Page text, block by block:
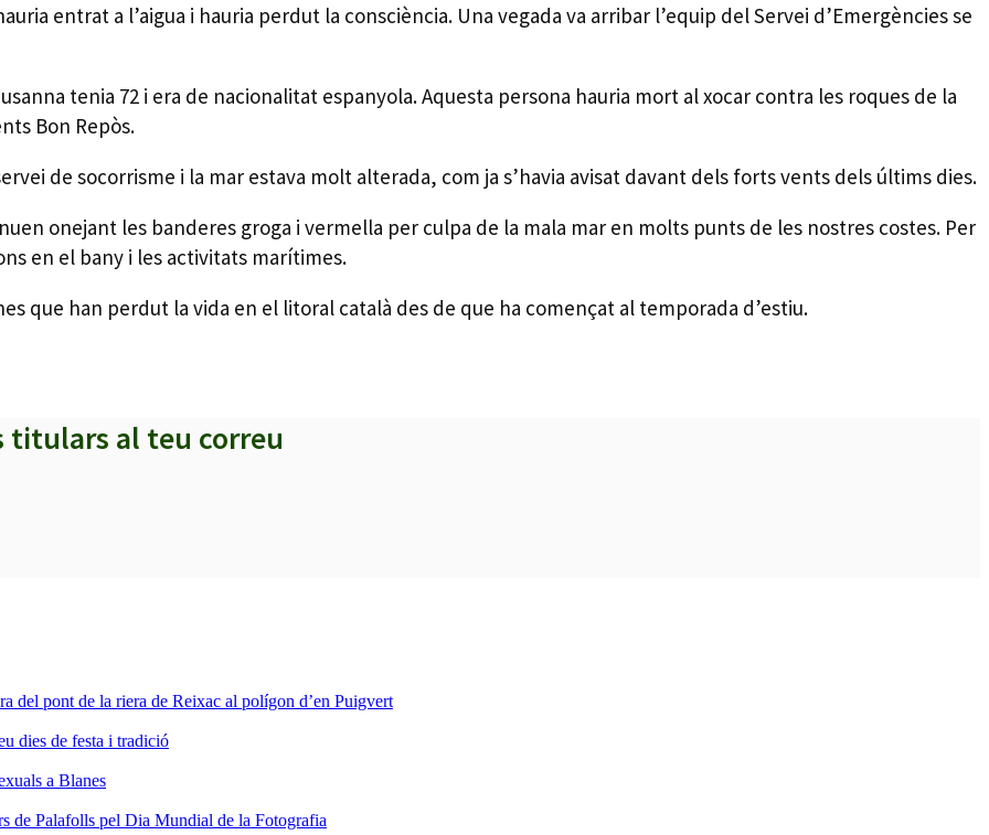
entrat a l’aigua i hauria perdut la consciència. Una vegada va arribar l’equip del Servei d’Emergències se
tenia 72 i era de nacionalitat espanyola. Aquesta persona hauria mort al xocar contra les roques de la
Bon Repòs.
de socorrisme i la mar estava molt alterada, com ja s’havia avisat davant dels forts vents dels últims dies.
onejant les banderes groga i vermella per culpa de la mala mar en molts punts de les nostres costes. Per
en el bany i les activitats marítimes.
que han perdut la vida en el litoral català des de que ha començat al temporada d’estiu.
titulars al teu correu
del pont de la riera de Reixac al polígon d’en Puigvert
dies de festa i tradició
a Blanes
de Palafolls pel Dia Mundial de la Fotografia